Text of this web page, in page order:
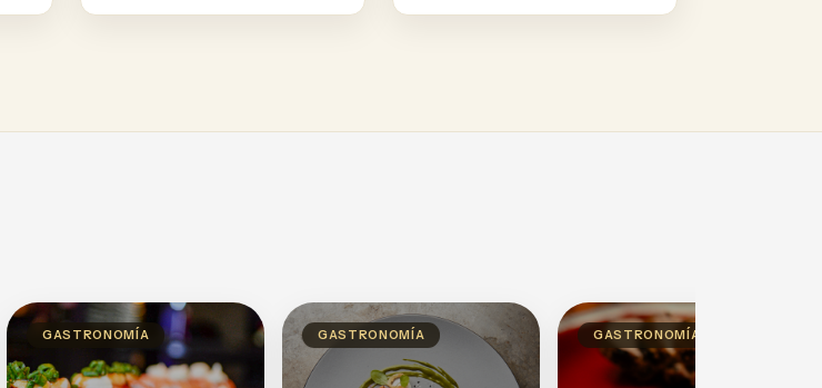
GASTRONOMÍA GASTRONOMÍA GASTRONOMÍA